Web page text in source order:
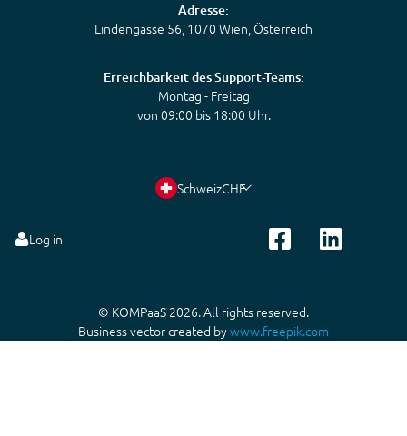
Adresse:
Lindengasse 56, 1070 Wien, Österreich
Erreichbarkeit des Support-Teams:
Montag - Freitag
von 09:00 bis 18:00 Uhr.
SchweizCHF
Log in
© KOMPaaS 2026. All rights reserved.
Business vector created bywww.freepik.com